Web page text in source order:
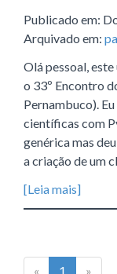
Publicado em:
Arquivado em:
Olá pessoal,
o 33º Encontro
Pernambuco).
científicas com
genérica mas
a criação de um
[Leia mais]
« 1 »